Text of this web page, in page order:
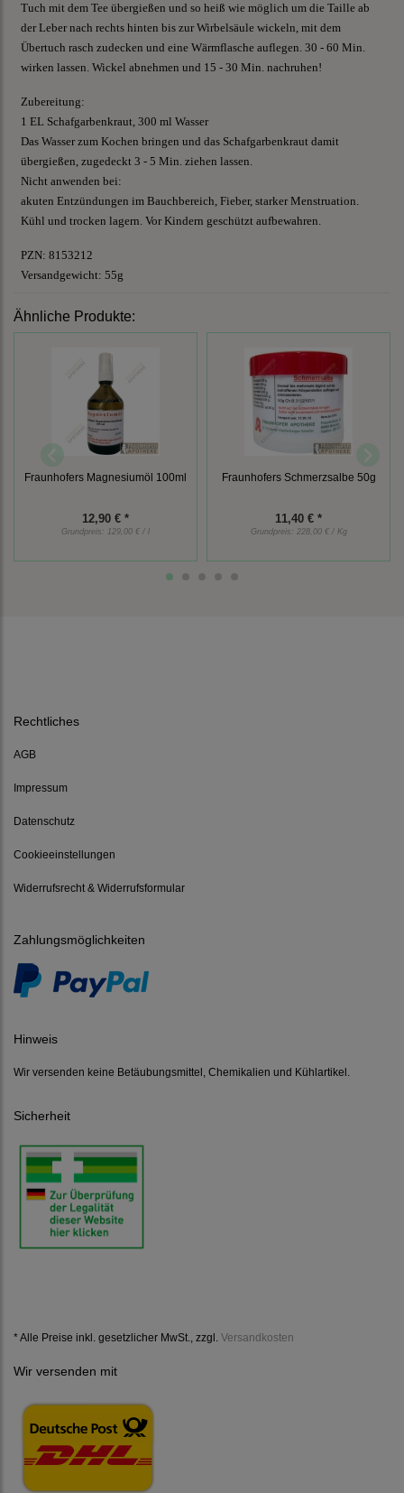
Tuch mit dem Tee übergießen und so heiß wie möglich um die Taille ab
der Leber nach rechts hinten bis zur Wirbelsäule wickeln, mit dem
Übertuch rasch zudecken und eine Wärmflasche auflegen. 30 - 60 Min.
wirken lassen. Wickel abnehmen und 15 - 30 Min. nachruhen!
Zubereitung:
1 EL Schafgarbenkraut, 300 ml Wasser
Das Wasser zum Kochen bringen und das Schafgarbenkraut damit
übergießen, zugedeckt 3 - 5 Min. ziehen lassen.
Nicht anwenden bei:
akuten Entzündungen im Bauchbereich, Fieber, starker Menstruation.
Kühl und trocken lagern. Vor Kindern geschützt aufbewahren.
PZN: 8153212
Versandgewicht: 55g
Ähnliche Produkte:
Fraunhofers Magnesiumöl 100ml
12,90 € *
Grundpreis: 129,00 € / l
Fraunhofers Schmerzsalbe 50g
11,40 € *
Grundpreis: 228,00 € / Kg
Rechtliches
AGB
Impressum
Datenschutz
Cookieeinstellungen
Widerrufsrecht & Widerrufsformular
Zahlungsmöglichkeiten
Hinweis
Wir versenden keine Betäubungsmittel, Chemikalien und Kühlartikel.
Sicherheit
* Alle Preise inkl. gesetzlicher MwSt., zzgl. Versandkosten
Wir versenden mit